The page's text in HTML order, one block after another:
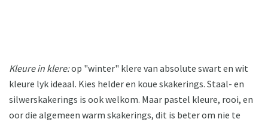
Kleure in klere:op "winter" klere van absolute swart en wit
kleure lyk ideaal. Kies helder en koue skakerings. Staal- en
silwerskakerings is ook welkom. Maar pastel kleure, rooi, en
oor die algemeen warm skakerings, dit is beter om nie te